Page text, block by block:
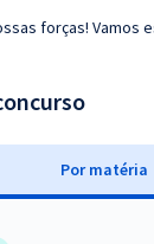
forças! Vamos
Por matéria